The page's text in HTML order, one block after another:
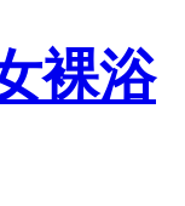
裸浴